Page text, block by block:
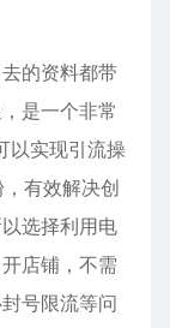
的资料都带
是一个非常
以实现引流操
有效解决创
选择利用电
店铺，不需
号限流等问